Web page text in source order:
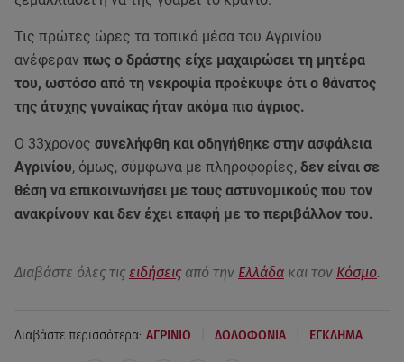
Τις πρώτες ώρες τα τοπικά μέσα του Αγρινίου
ανέφεραν πως ο δράστης είχε μαχαιρώσει τη μητέρα
του, ωστόσο από τη νεκροψία προέκυψε ότι ο θάνατος
της άτυχης γυναίκας ήταν ακόμα πιο άγριος.
Ο 33χρονος συνελήφθη και οδηγήθηκε στην ασφάλεια
Αγρινίου, όμως, σύμφωνα με πληροφορίες, δεν είναι σε
θέση να επικοινωνήσει με τους αστυνομικούς που τον
ανακρίνουν και δεν έχει επαφή με το περιβάλλον του.
Διαβάστε όλες τις ειδήσεις από την Ελλάδα και τον Κόσμο.
Διαβάστε περισσότερα: ΑΓΡΙΝΙΟ ΔΟΛΟΦΟΝΙΑ ΕΓΚΛΗΜΑ